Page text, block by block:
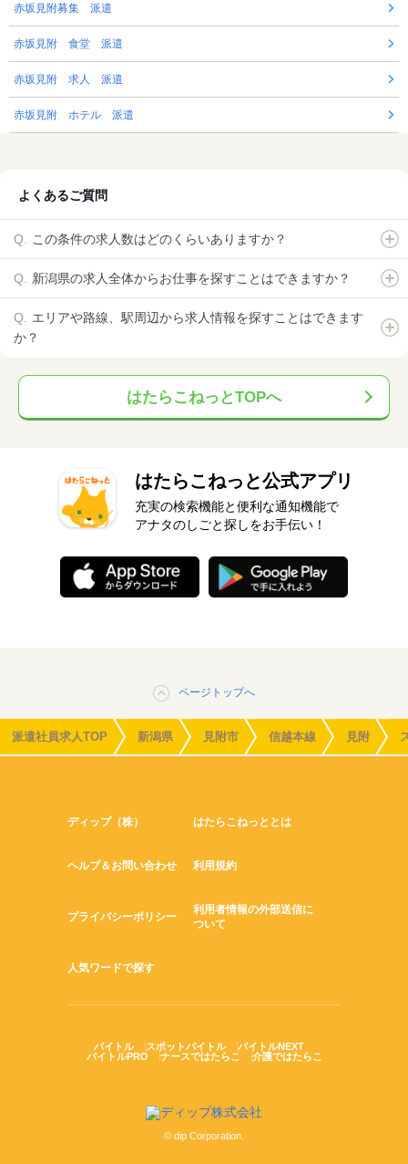
赤坂見附募集 派遣
赤坂見附 食堂 派遣
赤坂見附 求人 派遣
赤坂見附 ホテル 派遣
よくあるご質問
この条件の求人数はどのくらいありますか？
新潟県の求人全体からお仕事を探すことはできますか？
エリアや路線、駅周辺から求人情報を探すことはできます
か？
はたらこねっとTOPへ
はたらこねっと公式アプリ
充実の検索機能と便利な通知機能で
アナタのしごと探しをお手伝い！
ページトップへ
派遣社員求人TOP 新潟県 見附市 信越本線 見附
ディップ（株） はたらこねっととは
ヘルプ＆お問い合わせ 利用規約
プライバシーポリシー
利用者情報の外部送信に
ついて
人気ワードで探す
バイトル スポットバイトル
バイトルNEXT
バイトルPRO
ナースではたらこ 介護ではたらこ
© dip Corporation.